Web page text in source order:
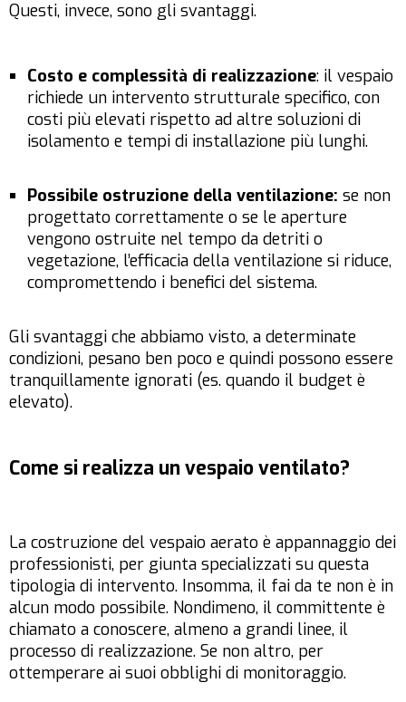
Questi, invece, sono gli svantaggi.
Costo e complessità di realizzazione: il vespaio
richiede un intervento strutturale specifico, con
costi più elevati rispetto ad altre soluzioni di
isolamento e tempi di installazione più lunghi.
Possibile ostruzione della ventilazione: se non
progettato correttamente o se le aperture
vengono ostruite nel tempo da detriti o
vegetazione, l’efficacia della ventilazione si riduce,
compromettendo i benefici del sistema.
Gli svantaggi che abbiamo visto, a determinate
condizioni, pesano ben poco e quindi possono essere
tranquillamente ignorati (es. quando il budget è
elevato).
Come si realizza un vespaio ventilato?
La costruzione del vespaio aerato è appannaggio dei
professionisti, per giunta specializzati su questa
tipologia di intervento. Insomma, il fai da te non è in
alcun modo possibile. Nondimeno, il committente è
chiamato a conoscere, almeno a grandi linee, il
processo di realizzazione. Se non altro, per
ottemperare ai suoi obblighi di monitoraggio.